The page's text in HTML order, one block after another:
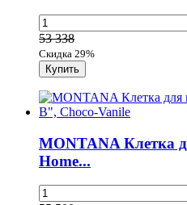
53 338
Скидка 29%
MONTANA Клетка
Home...